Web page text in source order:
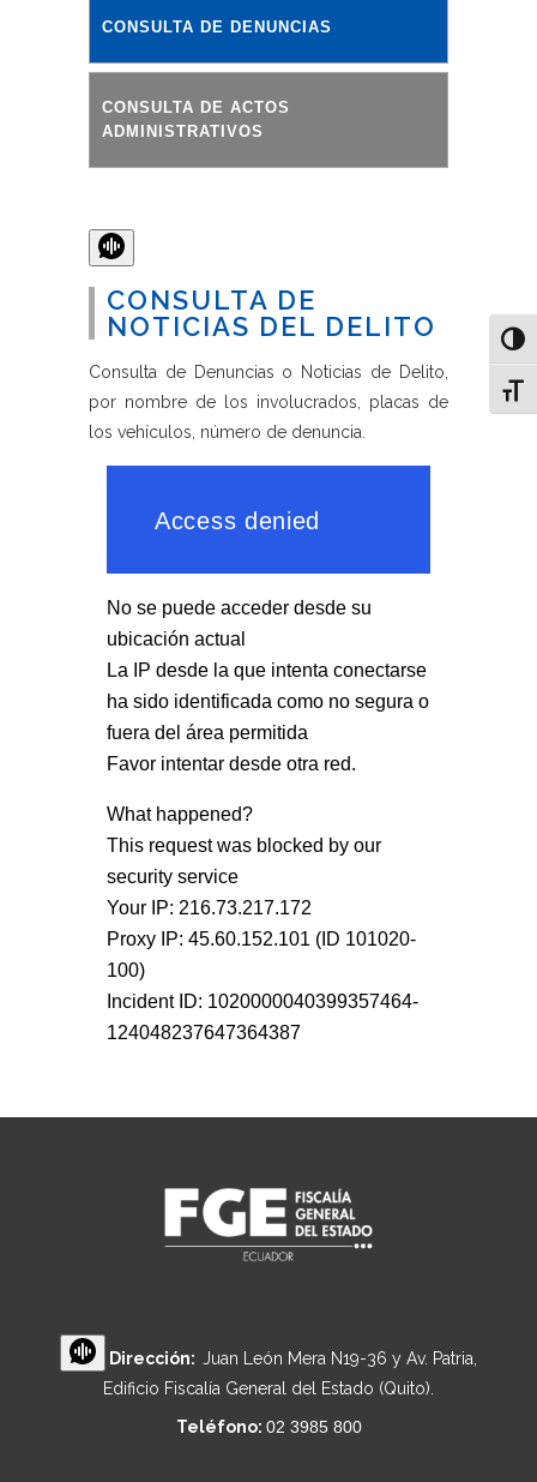
CONSULTA DE DENUNCIAS
CONSULTA DE ACTOS
ADMINISTRATIVOS
CONSULTA DE
NOTICIAS DEL DELITO
Consulta de Denuncias o Noticias de Delito,
por nombre de los involucrados, placas de
los vehículos, número de denuncia.
Dirección: Juan León Mera N19-36 y Av. Patria,
Edificio Fiscalía General del Estado (Quito).
Teléfono: 02 3985 800